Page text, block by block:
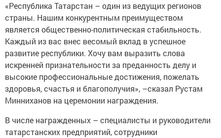
«Республика Татарстан – один из ведущих регионов
страны. Нашим конкурентным преимуществом
является общественно-политическая стабильность.
Каждый из вас внес весомый вклад в успешное
развитие республики. Хочу вам выразить слова
искренней признательности за преданность делу и
высокие профессиональные достижения, пожелать
здоровья, счастья и благополучия», –сказал Рустам
Минниханов на церемонии награждения.
В числе награжденных – специалисты и руководители
татарстанских предприятий, сотрудники